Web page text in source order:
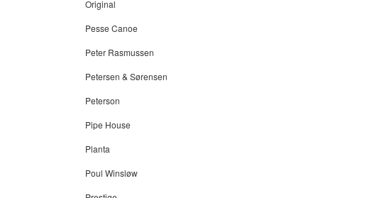
Original
Pesse Canoe
Peter Rasmussen
Petersen & Sørensen
Peterson
Pipe House
Planta
Poul Winsløw